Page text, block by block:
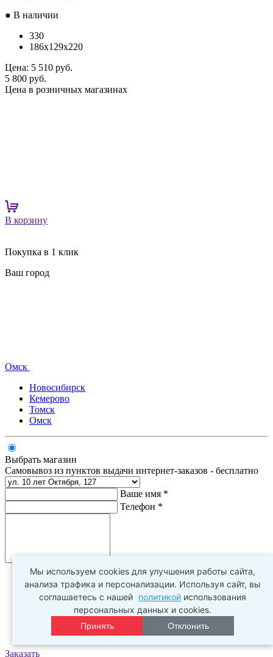
● В наличии
330
186x129x220
Цена: 5 510 руб.
5 800 руб.
Цена в розничных магазинах
В корзину
Покупка в 1 клик
Ваш город
Омск
Новосибирск
Кемерово
Томск
Омск
Выбрать магазин
Самовывоз из пунктов выдачи интернет-заказов - бесплатно
Ваше имя *
Телефон *
Заказать
Мы используем cookies для улучшения работы сайта,
анализа трафика и персонализации. Используя сайт, вы
соглашаетесь с нашей политикой использования
персональных данных и cookies.
Принять Отклонить